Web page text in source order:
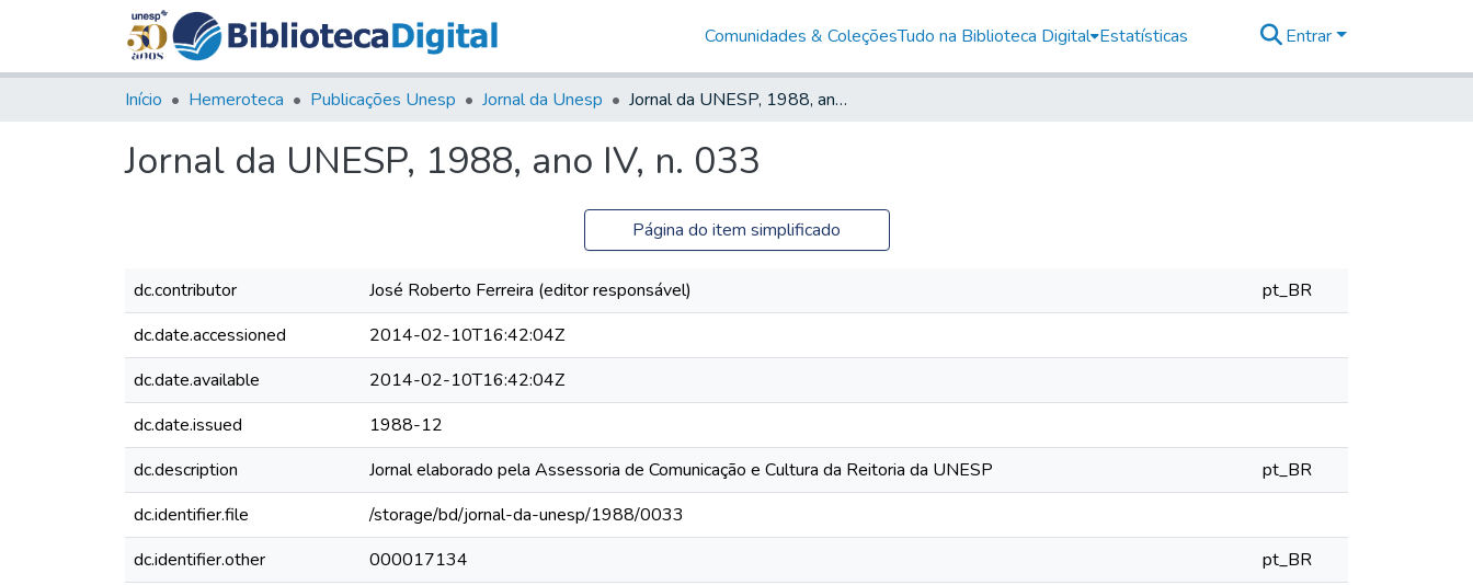
Comunidades & ColeçõesTudo na Biblioteca Digital Estatísticas Entrar
Início Hemeroteca Publicações Unesp Jornal da Unesp Jornal da UNESP, 1988, ano IV, n. 033
Jornal da UNESP, 1988, ano IV, n. 033
Página do item simplificado
dc.contributor José Roberto Ferreira (editor responsável)
pt_BR
dc.date.accessioned
2014-02-10T16:42:04Z
dc.date.available
2014-02-10T16:42:04Z
dc.date.issued
1988-12
dc.description
Jornal elaborado pela Assessoria de Comunicação e Cultura da Reitoria da UNESP
pt_BR
dc.identifier.file
/storage/bd/jornal-da-unesp/1988/0033
dc.identifier.other
000017134
pt_BR